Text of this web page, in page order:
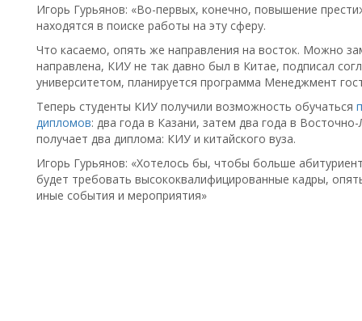
Игорь Гурьянов: «Во-первых, конечно, повышение
находятся в поиске работы на эту сферу.
Что касаемо, опять же направления на восток. Можно
направлена, КИУ не так давно был в Китае, подписал
университетом, планируется программа Менеджмент
Теперь студенты КИУ получили возможность обучаться
дипломов: два года в Казани, затем два года в
получает два диплома: КИУ и китайского вуза.
Игорь Гурьянов: «Хотелось бы, чтобы больше
будет требовать высококвалифицированные кадры,
иные события и мероприятия»